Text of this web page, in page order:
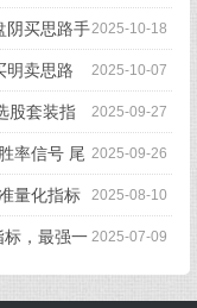
2025-10-18
阴买思路手
2025-10-07
明卖思路
2025-09-27
股套装指
2025-09-26
率信号 尾
2025-08-10
量化指标
2025-07-09
标，最强一